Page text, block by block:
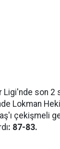
Ligi'nde son 2
Lokman
çekişmeli
: 87-83.